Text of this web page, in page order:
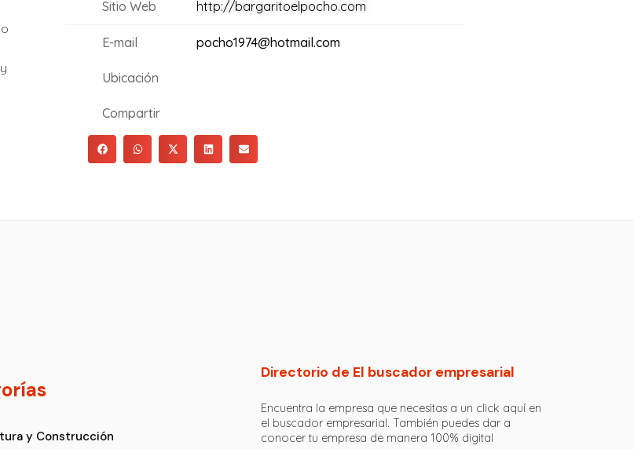
Sitio Web http://bargaritoelpocho.com
E-mail pocho1974@hotmail.com
Ubicación
Compartir
y Construcción
Directorio de El buscador empresarial
Encuentra la empresa que necesitas a un click aquí en
el buscador empresarial. También puedes dar a
conocer tu empresa de manera 100% digital